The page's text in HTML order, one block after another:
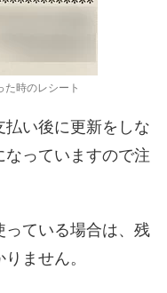
た時のレシート
い後に更新をしな
っていますので注
っている場合は、残
ません。